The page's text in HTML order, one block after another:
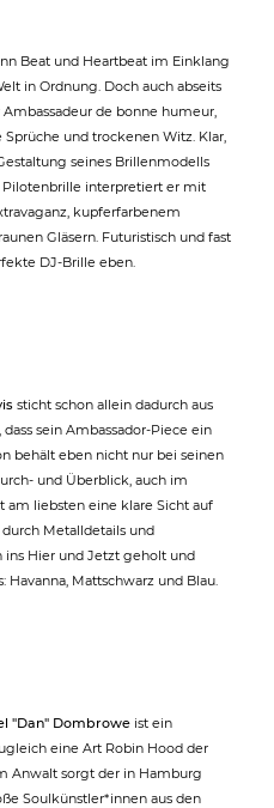
Beat und Heartbeat im Einklang
in Ordnung. Doch auch abseits
de bonne humeur,
und trockenen Witz. Klar,
seines Brillenmodells
interpretiert er mit
kupferfarbenem
Gläsern. Futuristisch und fast
DJ-Brille eben.
sticht schon allein dadurch aus
sein Ambassador-Piece ein
behält eben nicht nur bei seinen
und Überblick, auch im
am liebsten eine klare Sicht auf
Metalldetails und
Hier und Jetzt geholt und
Mattschwarz und Blau.
"Dan" Dombrowe ist ein
eine Art Robin Hood der
Anwalt sorgt der in Hamburg
Soulkünstler*innen aus den